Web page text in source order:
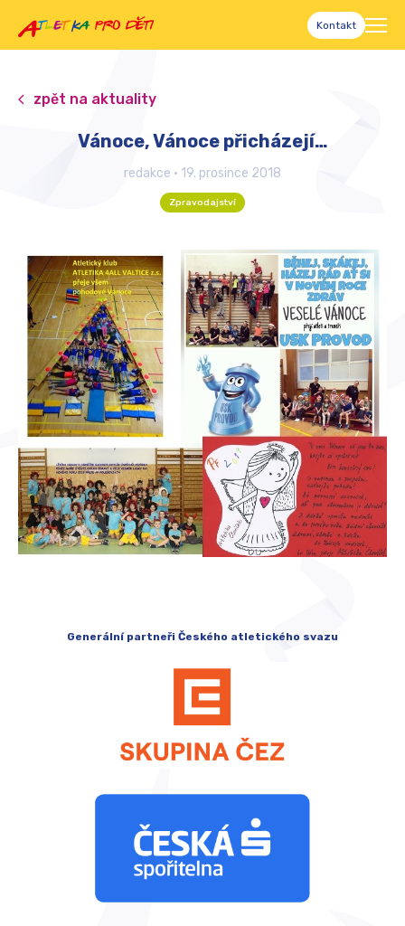
Kontakt
zpět na aktuality
Vánoce, Vánoce přicházejí…
redakce • 19. prosince 2018
Zpravodajství
Generální partneři Českého atletického svazu